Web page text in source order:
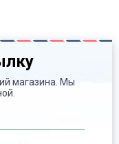
магазина. Мы